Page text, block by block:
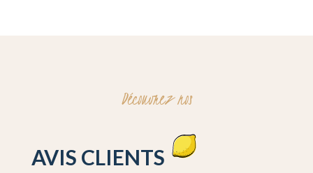
Découvrez nos
AVIS CLIENTS